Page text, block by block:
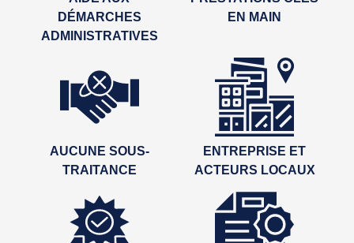
DÉMARCHES
ADMINISTRATIVES
EN MAIN
AUCUNE SOUS-
TRAITANCE
ENTREPRISE ET
ACTEURS LOCAUX